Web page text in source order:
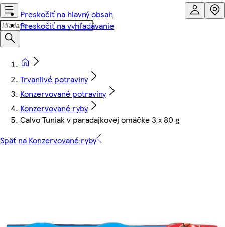
Preskočiť na hlavný obsah
Preskočiť na vyhľadávanie
Trvanlivé potraviny
Konzervované potraviny
Konzervované ryby
Calvo Tuniak v paradajkovej omáčke 3 x 80 g
Späť na Konzervované ryby